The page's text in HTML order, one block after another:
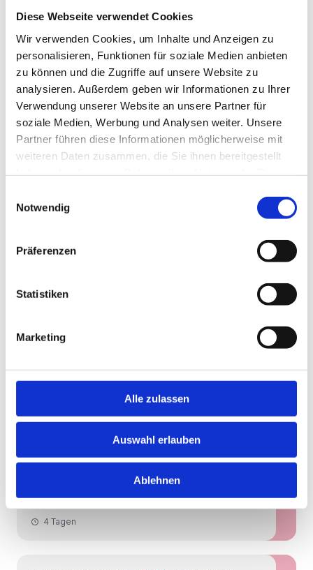
Diese Webseite verwendet Cookies
Wir verwenden Cookies, um Inhalte und Anzeigen zu
personalisieren, Funktionen für soziale Medien anbieten
zu können und die Zugriffe auf unsere Website zu
analysieren. Außerdem geben wir Informationen zu Ihrer
Verwendung unserer Website an unsere Partner für
soziale Medien, Werbung und Analysen weiter. Unsere
Partner führen diese Informationen möglicherweise mit
weiteren Daten zusammen, die Sie ihnen bereitgestellt
Notwendig
Präferenzen
Statistiken
Marketing
Alle zulassen
Auswahl erlauben
Ablehnen
Schnelle Bewerbung Schleswig
Oberarzt Geriatrie (m/w/d)
FIND YOUR EXPERT – MEDICAL
RECRUITING
Schnelle Bewerbung
4 Wochen
Schnelle Bewerbung Neu! Windeby
MVZ mit Homeoffice - Ostseeküste
Neu!
4 Tagen
Pflegefachkraft (m/w/d) (238228)
Neu!
4 Tagen
Schnelle Bewerbung Neu!
Oberarzt (m/w/d) für Geriatrie
4 Tagen